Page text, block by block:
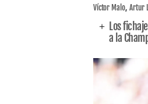
Víctor Malo Artur
Los
a la